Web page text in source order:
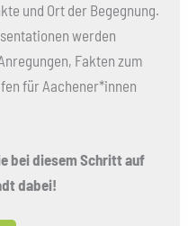
und Ort der Begegnung.
werden
Fakten zum
für Aachener*innen
bei diesem Schritt auf
dabei!